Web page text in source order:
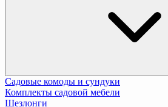
Садовые комоды и сундуки
Комплекты садовой мебели
Шезлонги